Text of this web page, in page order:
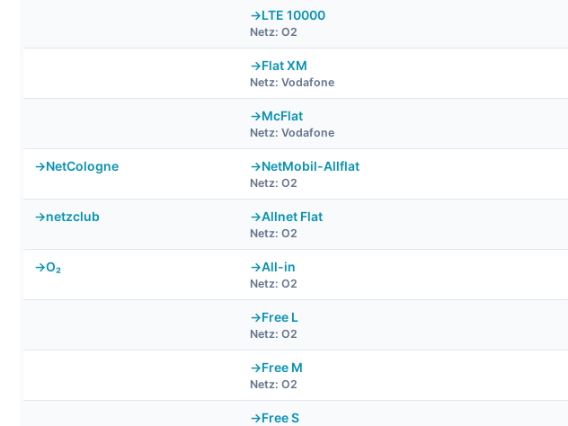
LTE 10000
Netz: O2
Flat XM
Netz: Vodafone
McFlat
Netz: Vodafone
NetCologne NetMobil-Allflat
Netz: O2
netzclub Allnet Flat
Netz: O2
O₂ All-in
Netz: O2
Free L
Netz: O2
Free M
Netz: O2
Free S